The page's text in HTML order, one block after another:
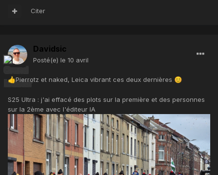
Citer
Davidsic
Posté(e) le 10 avril
👍Pierrotz et naked, Leica vibrant ces deux dernières 😊
S25 Ultra : j'ai effacé des plots sur la première et des personnes
sur la 2ème avec l'éditeur IA